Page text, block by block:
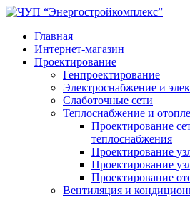
Главная
Интернет-магазин
Проектирование
Генпроектирование
Электроснабжение и
Слаботочные сети
Теплоснабжение и
Проектирование
теплоснабжения
Проектирование
Проектирование
Проектирование
Вентиляция и